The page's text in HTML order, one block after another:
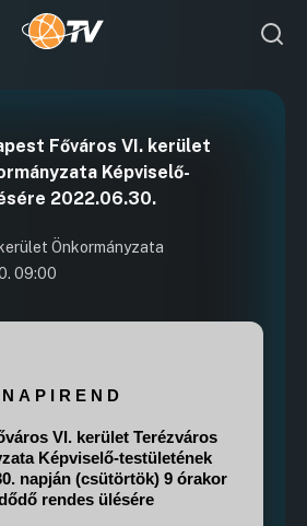
Főváros VI. kerület
Képviselő-
2022.06.30.
Önkormányzata
09:00
NAPIREND
VI. kerület Terézváros
Képviselő-testületének
napján (csütörtök) 9 órakor
rendes ülésére